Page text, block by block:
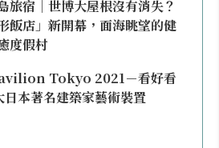
旅宿｜世博大屋根沒有消失？
飯店」新開幕，面海眺望的健
度假村
Tokyo 2021－看好看
日本著名建築家藝術裝置